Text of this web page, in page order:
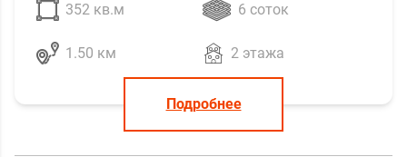
352 кв.м 6 соток
1.50 км 2 этажа
Подробнее